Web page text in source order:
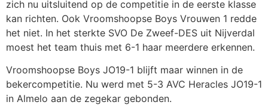
zich nu uitsluitend op de competitie in de eerste klasse
kan richten. Ook Vroomshoopse Boys Vrouwen 1 redde
het niet. In het sterkte SVO De Zweef-DES uit Nijverdal
moest het team thuis met 6-1 haar meerdere erkennen.
Vroomshoopse Boys JO19-1 blijft maar winnen in de
bekercompetitie. Nu werd met 5-3 AVC Heracles JO19-1
in Almelo aan de zegekar gebonden.